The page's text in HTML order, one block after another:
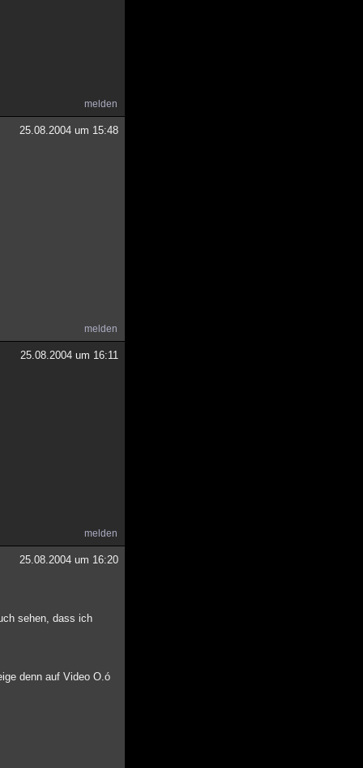
melden
25.08.2004 um 15:48
melden
25.08.2004 um 16:11
melden
25.08.2004 um 16:20
sehen, dass ich
denn auf Video O.ó